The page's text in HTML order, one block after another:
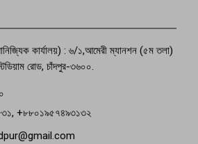
নেই, বিভিন্ন সংগঠনের শোক
কার্যালয়) : ৬/১,আমেরী ম্যানশন (৫ম তলা)
রোড, চাঁদপুর-৩৬০০.
+৮৮০১৯৫৭৪৯৩১৩২